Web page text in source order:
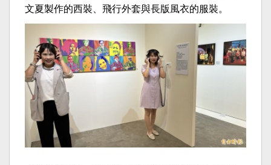
文夏製作的西裝、飛行外套與長版風衣的服裝。